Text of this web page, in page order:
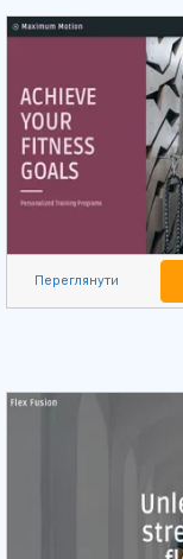
Переглянути